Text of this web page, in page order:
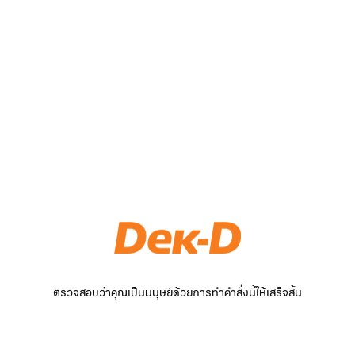
ตรวจสอบว่าคุณเป็นมนุษย์ด้วยการทำคำสั่งนี้ให้เสร็จสิ้น